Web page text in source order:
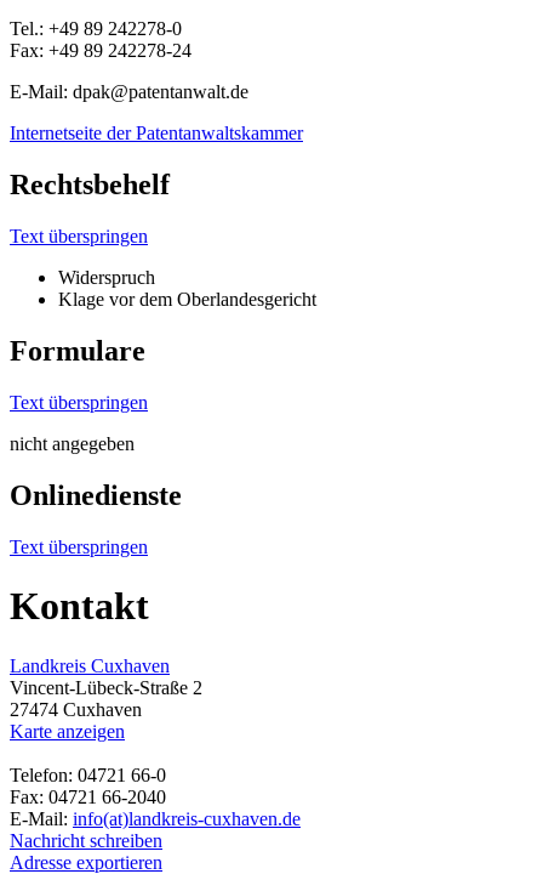
Tel.: +49 89 242278-0
Fax: +49 89 242278-24
E-Mail: dpak@patentanwalt.de
Internetseite der Patentanwaltskammer
Rechtsbehelf
Text überspringen
Widerspruch
Klage vor dem Oberlandesgericht
Formulare
Text überspringen
nicht angegeben
Onlinedienste
Text überspringen
Kontakt
Landkreis Cuxhaven
Vincent-Lübeck-Straße 2
27474 Cuxhaven
Karte anzeigen
Telefon: 04721 66-0
Fax: 04721 66-2040
E-Mail: info(at)landkreis-cuxhaven.de
Nachricht schreiben
Adresse exportieren